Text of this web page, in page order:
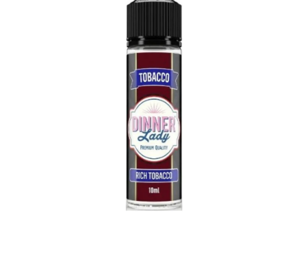
ATOMIZÉRY A CARTRIDGE